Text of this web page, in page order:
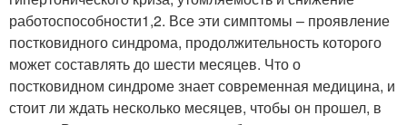
работоспособности1,2. Все эти симптомы – проявление
постковидного синдрома, продолжительность которого
может составлять до шести месяцев. Что о
постковидном синдроме знает современная медицина, и
стоит ли ждать несколько месяцев, чтобы он прошел, в